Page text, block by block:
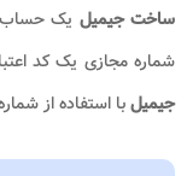
ساخت جیمیل یک حساب
شماره مجازی یک کد
جیمیلبا استفاده از